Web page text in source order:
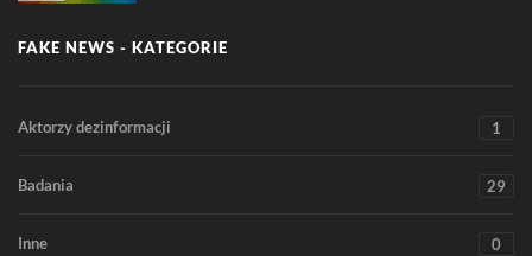
FAKE NEWS - KATEGORIE
Aktorzy dezinformacji 1
Badania 29
Inne 0